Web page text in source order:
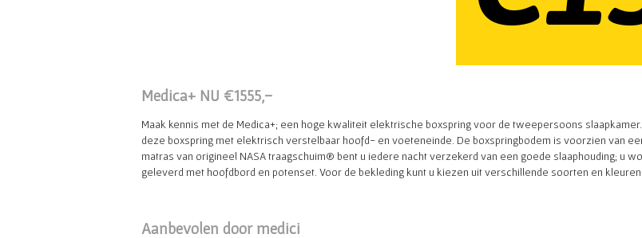
Medica+ NU €1555,-
Maak kennis met de Medica+; een hoge kwaliteit elektrische boxspring voor de tweepersoons
deze boxspring met elektrisch verstelbaar hoofd- en voeteneinde. De boxspringbodem is voorzien van
matras van origineel NASA traagschuim® bent u iedere nacht verzekerd van een goede slaaphouding; u
geleverd met hoofdbord en potenset. Voor de bekleding kunt u kiezen uit verschillende soorten en kleuren
Aanbevolen door medici